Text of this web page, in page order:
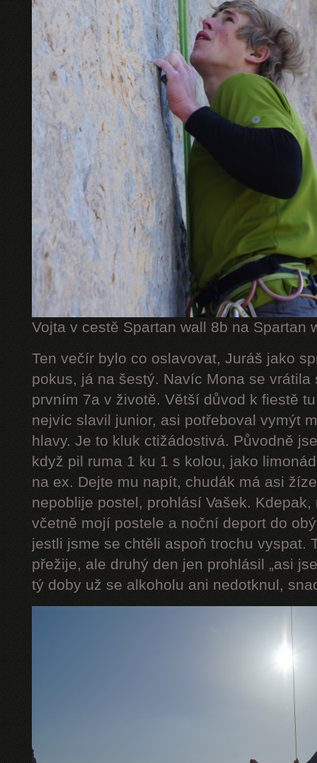
Vojta v cestě Spartan wall 8b na Spartan
Ten večír bylo co oslavovat, Juráš jako
pokus, já na šestý. Navíc Mona se vrátila
prvním 7a v životě. Větší důvod k fiestě
nejvíc slavil junior, asi potřeboval vymýt
hlavy. Je to kluk ctižádostivá. Původně
když pil ruma 1 ku 1 s kolou, jako
na ex. Dejte mu napít, chudák má asi
nepoblije postel, prohlásí Vašek.
včetně mojí postele a noční deport do
jestli jsme se chtěli aspoň trochu vyspat.
přežije, ale druhý den jen prohlásil „asi
tý doby už se alkoholu ani nedotknul,